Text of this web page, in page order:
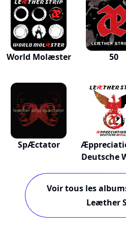
World Molæster 50
SpÆctator
Deutsche
Voir tous les
Leæther